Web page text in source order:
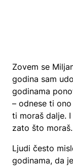
Zovem se
godina sam
godinama
– odnese ti
ti moraš dalje.
zato što moraš.
Ljudi često
godinama, da